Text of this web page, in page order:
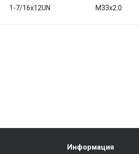
1-7/16x12UN M33x2.0
Информация